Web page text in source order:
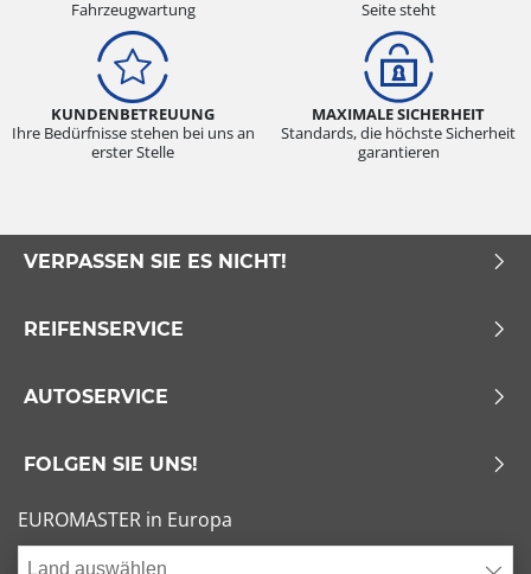
Fahrzeugwartung
Seite steht
KUNDENBETREUUNG
Ihre Bedürfnisse stehen bei uns an
erster Stelle
MAXIMALE SICHERHEIT
Standards, die höchste Sicherheit
garantieren
VERPASSEN SIE ES NICHT!
REIFENSERVICE
AUTOSERVICE
FOLGEN SIE UNS!
EUROMASTER in Europa
Land auswählen